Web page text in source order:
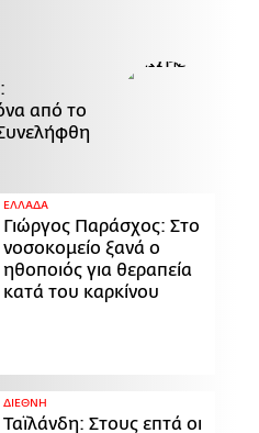
από το
ΕΛΛΑΔΑ
Γιώργος Παράσχος: Στο
νοσοκομείο ξανά ο
ηθοποιός για θεραπεία
κατά του καρκίνου
ΔΙΕΘΝΗ
Ταϊλάνδη: Στους επτά οι